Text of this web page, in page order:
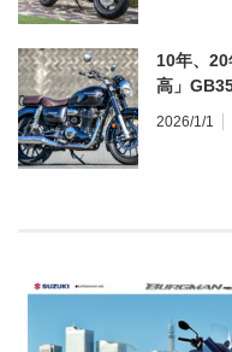
10年、
高」
2026/1/1